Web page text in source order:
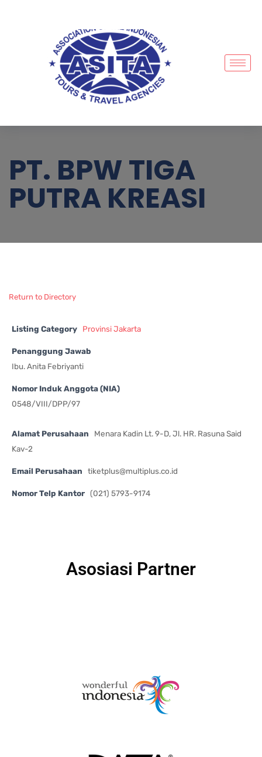
PT. BPW TIGA
PUTRA KREASI
Return to Directory
Listing Category Provinsi Jakarta
Penanggung Jawab
Ibu. Anita Febriyanti
Nomor Induk Anggota (NIA)
0548/VIII/DPP/97
Alamat Perusahaan
Menara Kadin Lt. 9-D, Jl. HR. Rasuna Said
Kav-2
Email Perusahaan tiketplus@multiplus.co.id
Nomor Telp Kantor (021) 5793-9174
Asosiasi Partner